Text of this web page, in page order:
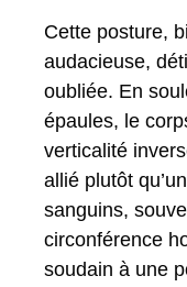
Cette posture,
audacieuse,
oubliée. En
épaules, le
verticalité
allié plutôt
sanguins,
circonférence
soudain à une